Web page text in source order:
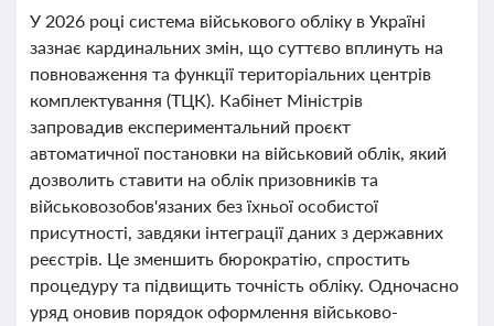
У 2026 році система військового обліку в Україні
зазнає кардинальних змін, що суттєво вплинуть на
повноваження та функції територіальних центрів
комплектування (ТЦК). Кабінет Міністрів
запровадив експериментальний проєкт
автоматичної постановки на військовий облік, який
дозволить ставити на облік призовників та
військовозобов'язаних без їхньої особистої
присутності, завдяки інтеграції даних з державних
реєстрів. Це зменшить бюрократію, спростить
процедуру та підвищить точність обліку. Одночасно
уряд оновив порядок оформлення військово-